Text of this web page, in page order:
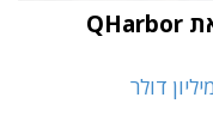
Quantum Machines רוכשת את QHarbor